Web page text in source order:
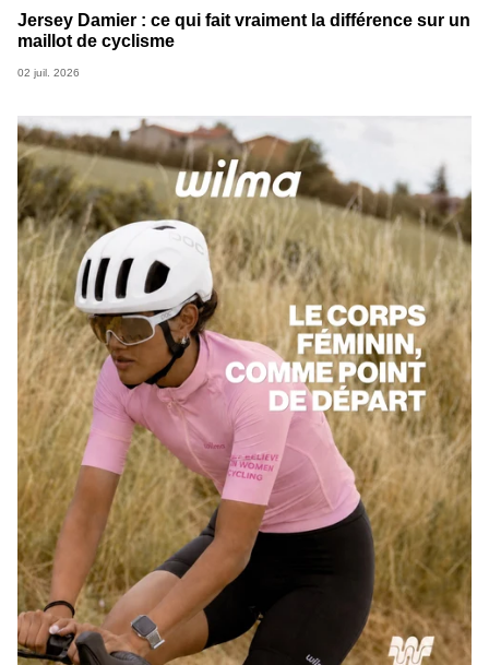
Jersey Damier : ce qui fait vraiment la différence sur un
maillot de cyclisme
02 juil. 2026